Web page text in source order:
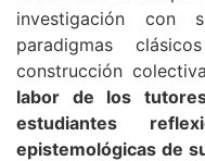
investigación con
paradigmas
construcción
labor de los
estudiantes
epistemológicas de